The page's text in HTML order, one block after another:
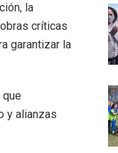
la
críticas
garantizar la
y alianzas